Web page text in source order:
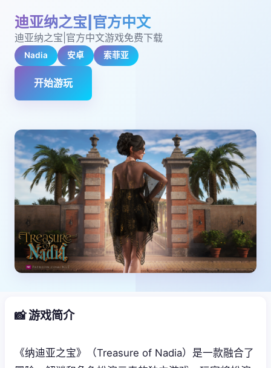
迪亚纳之宝|官方中文
迪亚纳之宝|官方中文游戏免费下载
Nadia 安卓 索菲亚
开始游玩
📸 游戏简介
《纳迪亚之宝》（Treasure of Nadia）是一款融合了